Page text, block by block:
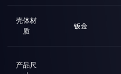
壳体材
质
钣金
产品尺